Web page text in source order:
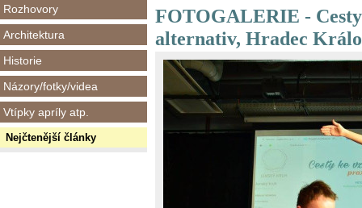
Rozhovory
Architektura
Historie
Názory/fotky/videa
Vtípky apríly atp.
Nejčtenější články
FOTOGALERIE -
alternativ, Hradec